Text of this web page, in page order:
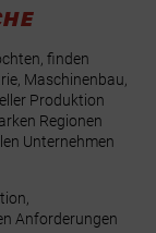
finden
Maschinenbau,
Produktion
Regionen
Unternehmen
Anforderungen